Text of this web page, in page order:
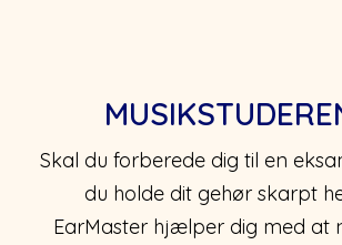
Skal du forberede dig til en
du holde dit gehør skarpt
EarMaster hjælper dig med at